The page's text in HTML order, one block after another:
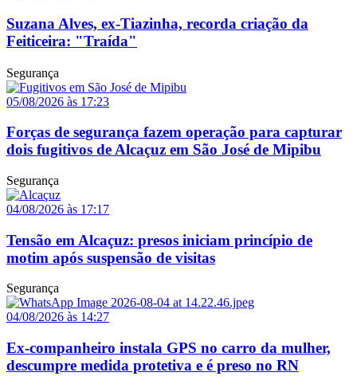
Suzana Alves, ex-Tiazinha, recorda criação da
Feiticeira: "Traída"
Segurança
05/08/2026 às 17:23
Forças de segurança fazem operação para capturar
dois fugitivos de Alcaçuz em São José de Mipibu
Segurança
04/08/2026 às 17:17
Tensão em Alcaçuz: presos iniciam princípio de
motim após suspensão de visitas
Segurança
04/08/2026 às 14:27
Ex-companheiro instala GPS no carro da mulher,
descumpre medida protetiva e é preso no RN